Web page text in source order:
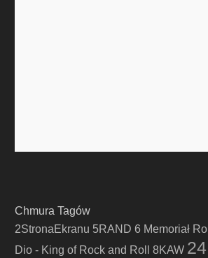
Chmura Tagów
2StronaEkranu 5RAND 6 Memoriał
Dio - King of Rock and Roll
8KAW 24